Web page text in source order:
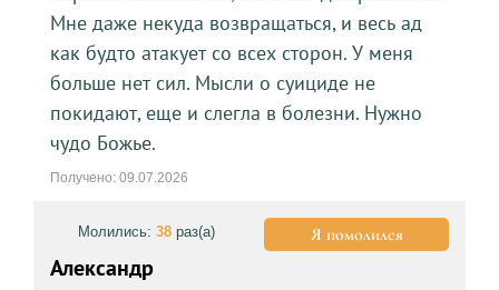
Мне даже некуда возвращаться, и весь ад
как будто атакует со всех сторон. У меня
больше нет сил. Мысли о суициде не
покидают, еще и слегла в болезни. Нужно
чудо Божье.
Получено: 09.07.2026
Я помолился
Молились: 38раз(а)
Александр